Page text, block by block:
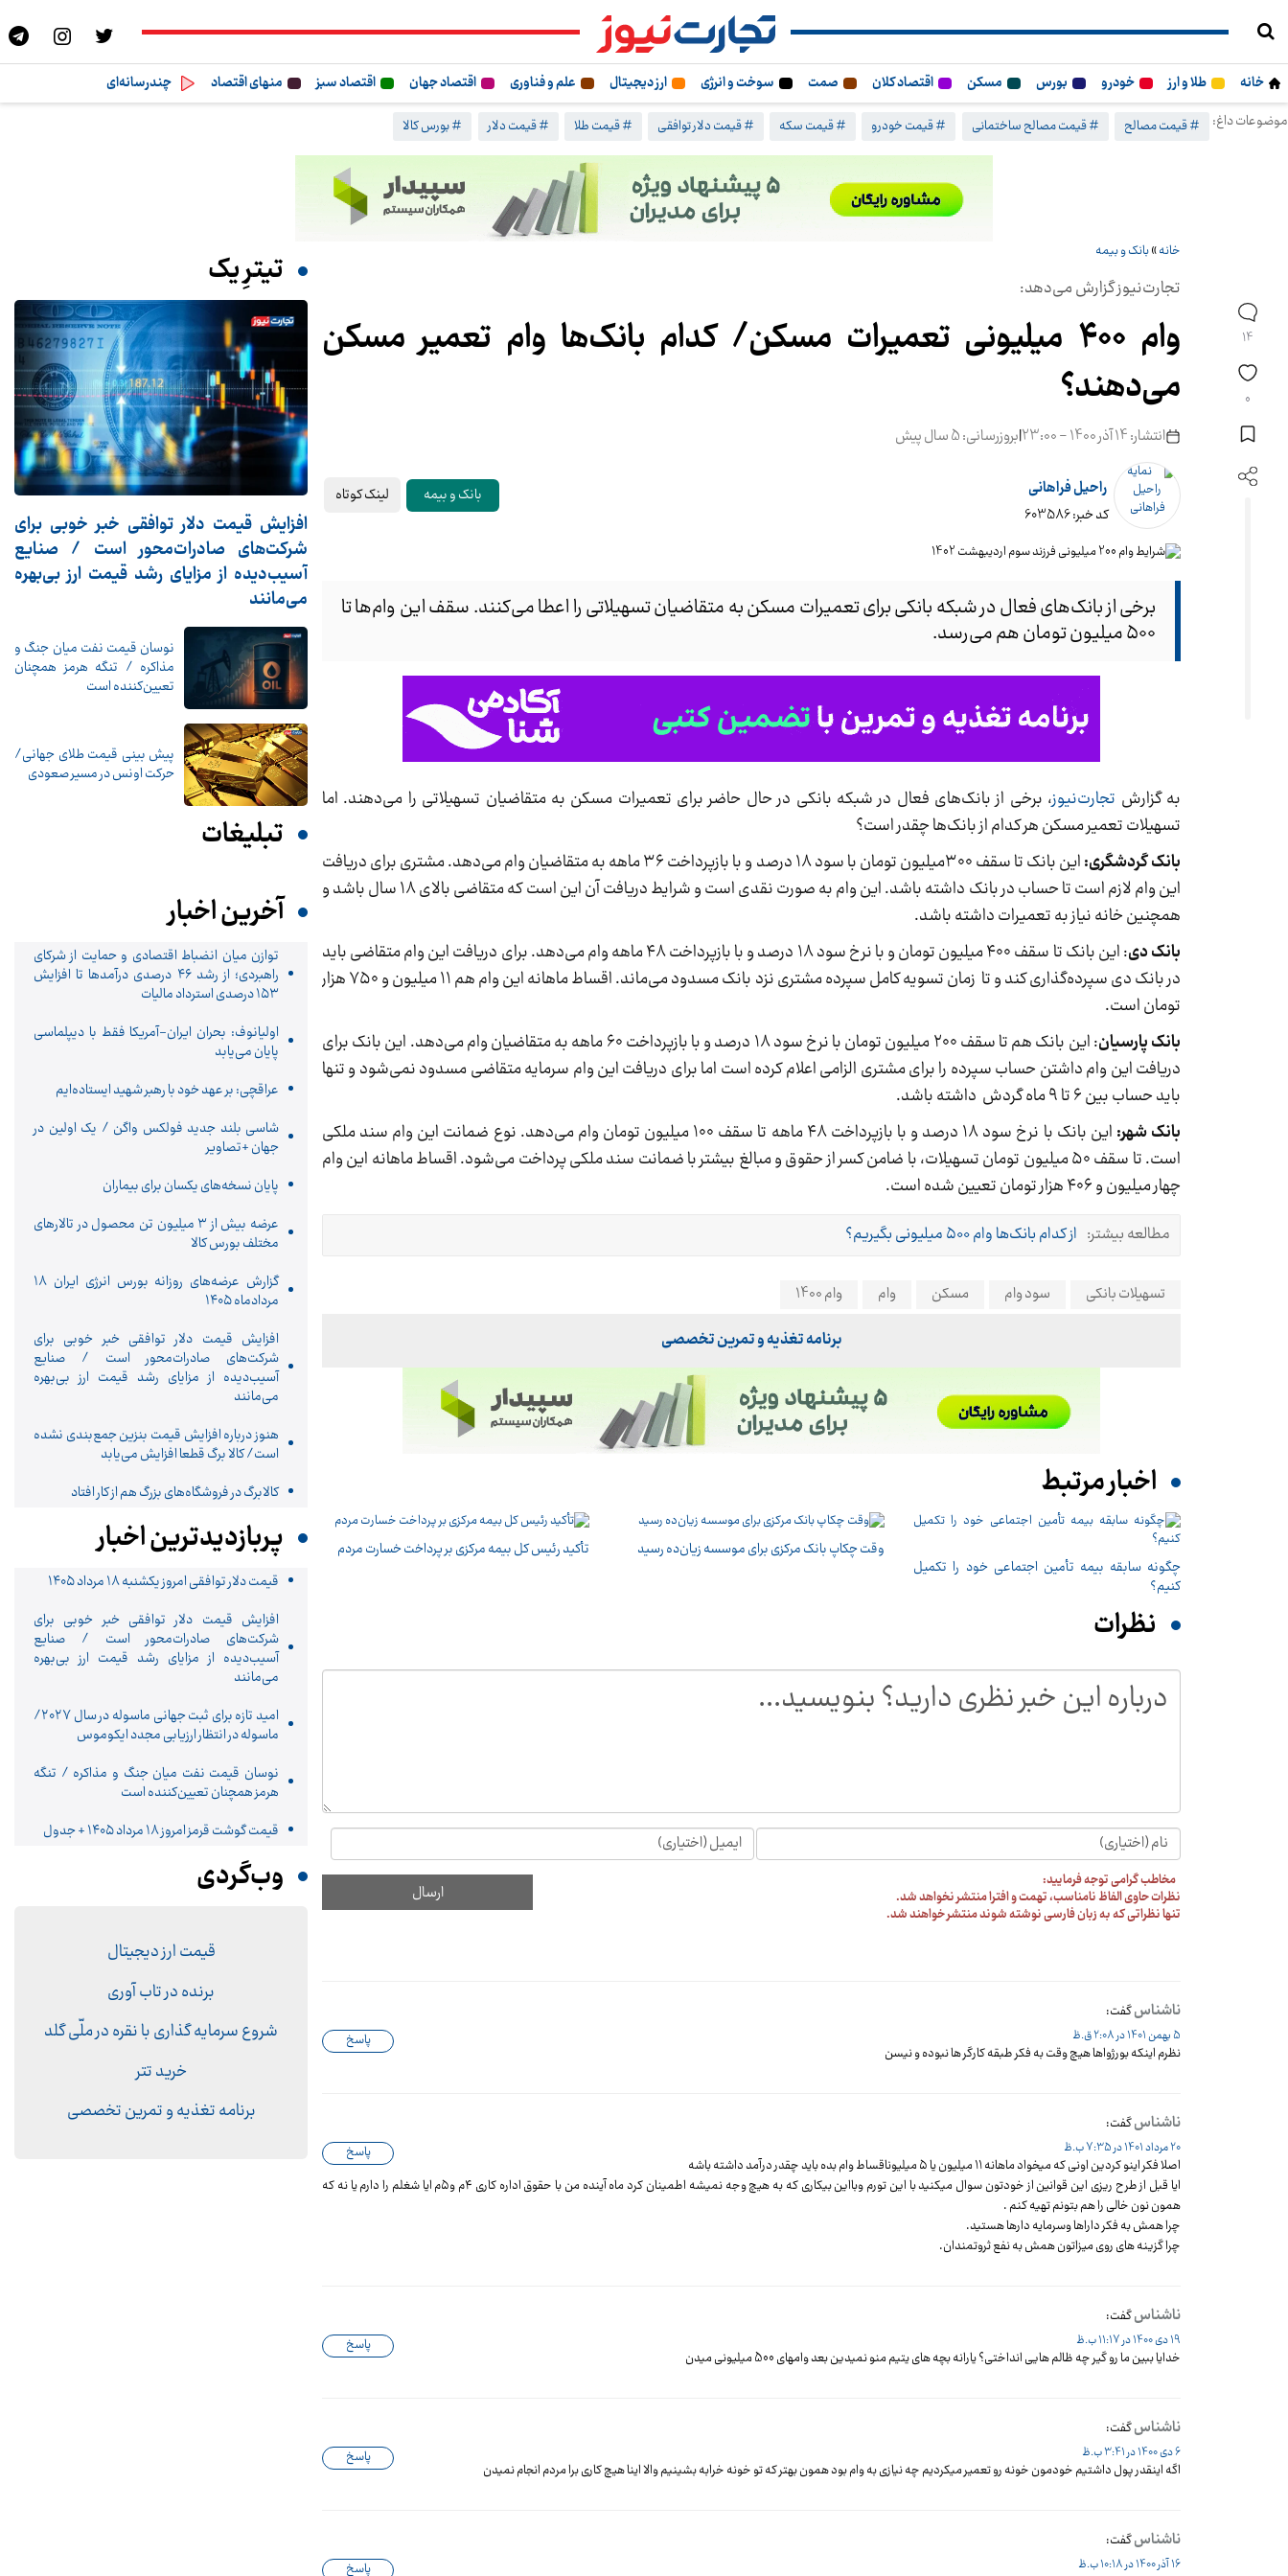
خانه طلا و ارز خودرو بورس مسکن اقتصاد کلان صمت سوخت و انرژی ارز دیجیتال علم و فناوری اقتصاد جهان اقتصاد سبز منهای اقتصاد
چندرسانه‌ای
موضوعات داغ:
# قیمت مصالح # قیمت مصالح ساختمانی # قیمت خودرو # قیمت سکه # قیمت دلار توافقی # قیمت طلا # قیمت دلار # بورس کالا
14
0
خانه»بانک و بیمه
تجارت‌نیوز گزارش می‌دهد:
وام ۴۰۰ میلیونی تعمیرات مسکن/ کدام بانک‌ها وام تعمیر مسکن
می‌دهند؟
انتشار: 14 آذر 1400 - 23:00 |بروزرسانی: 5 سال پیش
راحیل فراهانی
کد خبر: 603586
بانک و بیمه لینک کوتاه
برخی از بانک‌های فعال در شبکه بانکی برای تعمیرات مسکن به متقاضیان تسهیلاتی را اعطا می‌کنند. سقف این وام‌ها تا
۵۰۰ میلیون تومان هم می‌رسد.
به گزارش تجارت‌نیوز، برخی از بانک‌های فعال در شبکه بانکی در حال حاضر برای تعمیرات مسکن به متقاضیان تسهیلاتی را می‌دهند. اما
تسهیلات تعمیر مسکن هر کدام از بانک‌ها چقدر است؟
بانک گردشگری:
این بانک تا سقف ۳۰۰میلیون تومان با سود ۱۸ درصد و با بازپرداخت ۳۶ ماهه به متقاضیان وام می‌دهد. مشتری برای دریافت
این وام لازم است تا حساب در بانک داشته باشد. این وام به صورت نقدی است و شرایط دریافت آن این است که متقاضی بالای ۱۸ سال باشد و
همچنین خانه نیاز به تعمیرات داشته باشد.
بانک دی
: این بانک تا سقف ۴۰۰ میلیون تومان و با نرخ سود ۱۸ درصد و با بازپرداخت ۴۸ ماهه وام می‌دهد. برای دریافت این وام متقاضی باید
در بانک دی سپرده‌گذاری کند و تا زمان تسویه کامل سپرده مشتری نزد بانک مسدود می‌ماند. اقساط ماهانه این وام هم ۱۱ میلیون و ۷۵۰ هزار
تومان است.
بانک پارسیان
: این بانک هم تا سقف ۲۰۰ میلیون تومان با نرخ سود ۱۸ درصد و با بازپرداخت ۶۰ ماهه به متقاضیان وام می‌دهد. این بانک برای
دریافت این وام داشتن حساب سپرده را برای مشتری الزامی اعلام کرده است اما برای دریافت این وام سرمایه متقاضی مسدود نمی‌شود و تنها
باید حساب بین ۶ تا ۹ ماه گردش داشته باشد.
بانک شهر:
این بانک با نرخ سود ۱۸ درصد و با بازپرداخت ۴۸ ماهه تا سقف ۱۰۰ میلیون تومان وام می‌دهد. نوع ضمانت این وام سند ملکی
است. تا سقف ۵۰ میلیون تومان تسهیلات، با ضامن کسر از حقوق و مبالغ بیشتر با ضمانت سند ملکی پرداخت می‌شود. اقساط ماهانه این وام
چهار میلیون و ۴۰۶ هزار تومان تعیین شده است.
مطالعه بیشتر: از کدام بانک‌ها وام ۵۰۰ میلیونی بگیریم؟
تسهیلات بانکی سود وام مسکن وام وام 1400
برنامه تغذیه و تمرین تخصصی
اخبار مرتبط
چگونه سابقه بیمه تأمین اجتماعی خود را تکمیل
کنیم؟
وقت چکاپ بانک مرکزی برای موسسه زیان‌ده رسید تأکید رئیس کل بیمه مرکزی بر پرداخت خسارت مردم
نظرات
مخاطب گرامی توجه فرمایید:
نظرات حاوی الفاظ نامناسب، تهمت و افترا منتشر نخواهد شد.
تنها نظراتی که به زبان فارسی نوشته شوند منتشر خواهند شد.
ناشناسگفت:
5 بهمن 1401 در 2:08 ق.ظ
نظرم اینکه بورژواها هیچ وقت به فکر طبقه کارگر ها نبوده و نیسن
پاسخ
ناشناسگفت:
20 مرداد 1401 در 7:35 ب.ظ
اصلا فکر اینو کردین اونی که میخواد ماهانه ۱۱ میلیون یا ۵ میلیوناقساط وام بده باید چقدر درآمد داشته باشه
ایا قبل از طرح ریزی این قوانین از خودتون سوال میکنید با این تورم وبااین بیکاری که به هیچ وجه نمیشه اطمینان کرد ماه آینده من با حقوق اداره کاری ۴م و۵م ایا شغلم را دارم یا نه که
همون نون خالی را هم بتونم تهیه کنم .
چرا همش به فکر داراها وسرمایه دارها هستید.
چرا گزینه های روی میزاتون همش به نفع ثروتمندان.
پاسخ
ناشناسگفت:
19 دی 1400 در 11:17 ب.ظ
خدایا ببین ما رو گیر چه ظالم هایی انداختی؟ یارانه بچه های یتیم منو نمیدین بعد وامهای 500 میلیونی میدن
پاسخ
ناشناسگفت:
6 دی 1400 در 3:41 ب.ظ
اگه اینقدر پول داشتیم خودمون خونه رو تعمیر میکردیم چه نیازی به وام بود همون بهتر که تو خونه خرابه بشینیم والا اینا هیچ کاری برا مردم انجام نمیدن
پاسخ
ناشناسگفت:
16 آذر 1400 در 10:18 ب.ظ پاسخ
تیترِ یک
افزایش قیمت دلار توافقی خبر خوبی برای
شرکت‌های صادرات‌محور است / صنایع
آسیب‌دیده از مزایای رشد قیمت ارز بی‌بهره
می‌مانند
نوسان قیمت نفت میان جنگ و
مذاکره / تنگه هرمز همچنان
تعیین‌کننده است
پیش بینی قیمت طلای جهانی/
حرکت اونس در مسیر صعودی
تبلیغات
آخرین اخبار
توازن میان انضباط اقتصادی و حمایت از شرکای
راهبردی؛ از رشد ۴۶ درصدی درآمدها تا افزایش
۱۵۳ درصدی استرداد مالیات
اولیانوف: بحران ایران-آمریکا فقط با دیپلماسی
پایان می‌یابد
عراقچی: بر عهد خود با رهبر شهید ایستاده‌ایم
شاسی بلند جدید فولکس واگن / یک اولین در
جهان +تصاویر
پایان نسخه‌های یکسان برای بیماران
عرضه بیش از ۳ میلیون تن محصول در تالارهای
مختلف بورس کالا
گزارش عرضه‌های روزانه بورس انرژی ایران 18
مردادماه ۱۴۰۵
افزایش قیمت دلار توافقی خبر خوبی برای
شرکت‌های صادرات‌محور است / صنایع
آسیب‌دیده از مزایای رشد قیمت ارز بی‌بهره
می‌مانند
هنوز درباره افزایش قیمت بنزین جمع‌بندی نشده
است/ کالا برگ قطعا افزایش می‌یابد
کالابرگ در فروشگاه‌های بزرگ هم از کار افتاد
پربازدیدترین اخبار
قیمت دلار توافقی امروز یکشنبه ۱۸ مرداد ۱۴۰۵
افزایش قیمت دلار توافقی خبر خوبی برای
شرکت‌های صادرات‌محور است / صنایع
آسیب‌دیده از مزایای رشد قیمت ارز بی‌بهره
می‌مانند
امید تازه برای ثبت جهانی ماسوله در سال ۲۰۲۷/
ماسوله در انتظار ارزیابی مجدد ایکوموس
نوسان قیمت نفت میان جنگ و مذاکره / تنگه
هرمز همچنان تعیین‌کننده است
قیمت گوشت قرمز امروز ۱۸ مرداد ۱۴۰۵ + جدول
وب‌گردی
قیمت ارز دیجیتال
برنده در تاب آوری
شروع سرمایه گذاری با نقره در ملّی گلد
خرید تتر
برنامه تغذیه و تمرین تخصصی